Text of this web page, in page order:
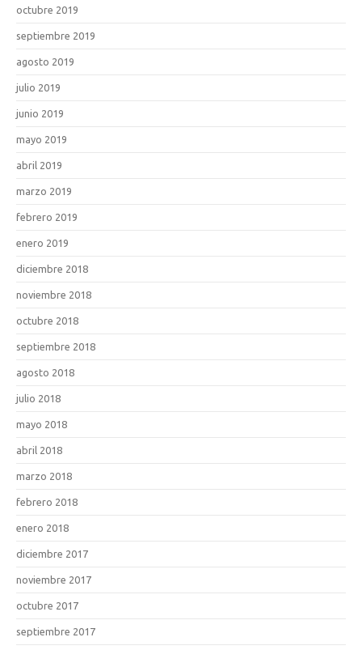
octubre 2019
septiembre 2019
agosto 2019
julio 2019
junio 2019
mayo 2019
abril 2019
marzo 2019
febrero 2019
enero 2019
diciembre 2018
noviembre 2018
octubre 2018
septiembre 2018
agosto 2018
julio 2018
mayo 2018
abril 2018
marzo 2018
febrero 2018
enero 2018
diciembre 2017
noviembre 2017
octubre 2017
septiembre 2017